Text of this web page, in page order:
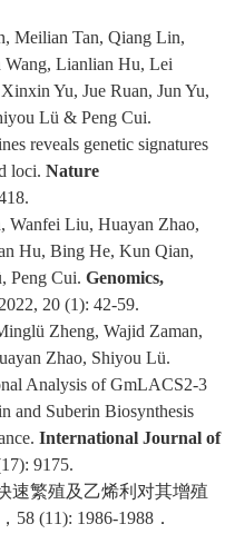
Meilian Tan, Qiang Lin,
Wang, Lianlian Hu, Lei
Yu, Jue Ruan, Jun Yu,
Lü & Peng Cui.
reveals genetic signatures
loci. Nature
Wanfei Liu, Huayan Zhao,
Hu, Bing He, Kun Qian,
Peng Cui. Genomics,
20 (1): 42-59.
Zheng, Wajid Zaman,
Zhao, Shiyou Lü.
Analysis of GmLACS2-3
and Suberin Biosynthesis
International Journal of
9175.
速繁殖及乙烯利对其增殖
， 58 (11): 1986-1988 ．